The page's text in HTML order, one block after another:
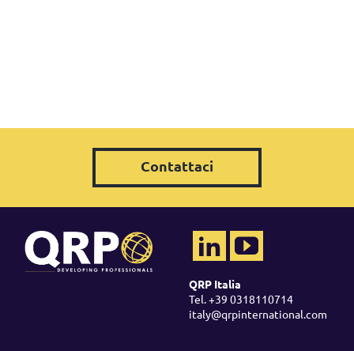
Contattaci
QRP Italia
Tel. +39 0318110714
italy@qrpinternational.com